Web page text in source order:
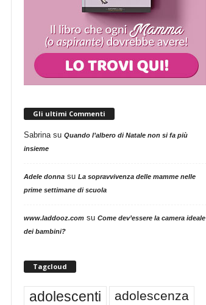
Gli ultimi Commenti
Sabrinasu Quando l’albero di Natale non si fa più
insieme
Adele donnasu La sopravvivenza delle mamme nelle
prime settimane di scuola
www.laddooz.comsu Come dev’essere la camera ideale
dei bambini?
Tagcloud
adolescenti adolescenza